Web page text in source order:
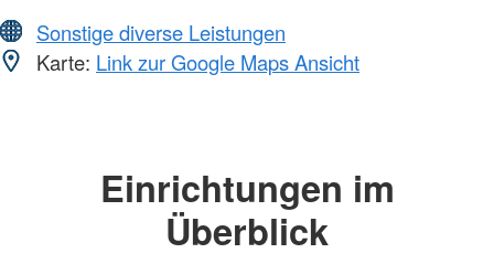
Sonstige diverse Leistungen
Karte: Link zur Google Maps Ansicht
Einrichtungen im
Überblick